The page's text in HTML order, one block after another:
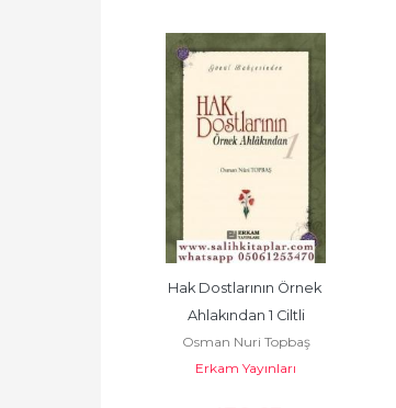
Hak Dostlarının Örnek
Ahlakından 1 Ciltli
Osman Nuri Topbaş
Erkam Yayınları